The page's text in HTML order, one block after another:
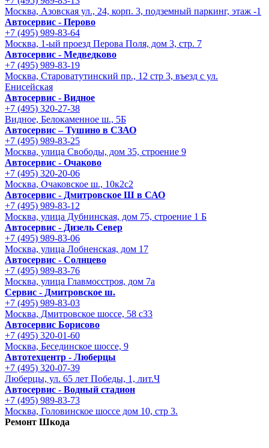
Москва, Азовская ул., 24, корп. 3, подземный паркинг, этаж -1
Автосервис - Перово
+7 (495) 989-83-64
Москва, 1-ый проезд Перова Поля, дом 3, стр. 7
Автосервис - Медведково
+7 (495) 989-83-19
Москва, Староватутинский пр., 12 стр 3, въезд с ул.
Енисейская
Автосервис - Видное
+7 (495) 320-27-38
Видное, Белокаменное ш., 5Б
Автосервис – Тушино в СЗАО
+7 (495) 989-83-25
Москва, улица Свободы, дом 35, строение 9
Автосервис - Очаково
+7 (495) 320-20-06
Москва, Очаковское ш., 10к2с2
Автосервис - Дмитровское Ш в САО
+7 (495) 989-83-12
Москва, улица Дубнинская, дом 75, строение 1 Б
Автосервис - Дизель Север
+7 (495) 989-83-06
Москва, улица Лобненская, дом 17
Автосервис - Солнцево
+7 (495) 989-83-76
Москва, улица Главмосстроя, дом 7а
Сервис - Дмитровское ш.
+7 (495) 989-83-03
Москва, Дмитровское шоссе, 58 с33
Автосервис Борисово
+7 (495) 320-01-60
Москва, Бесединское шоссе, 9
Автотехцентр - Люберцы
+7 (495) 320-07-39
Люберцы, ул. 65 лет Победы, 1, лит.Ч
Автосервис - Водный стадион
+7 (495) 989-83-73
Москва, Головинское шоссе дом 10, стр 3.
Ремонт Шкода